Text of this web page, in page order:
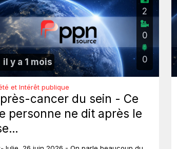
il y a 1 mois
2
0
0
et Intérêt publique
cancer du sein - Ce
personne ne dit après le